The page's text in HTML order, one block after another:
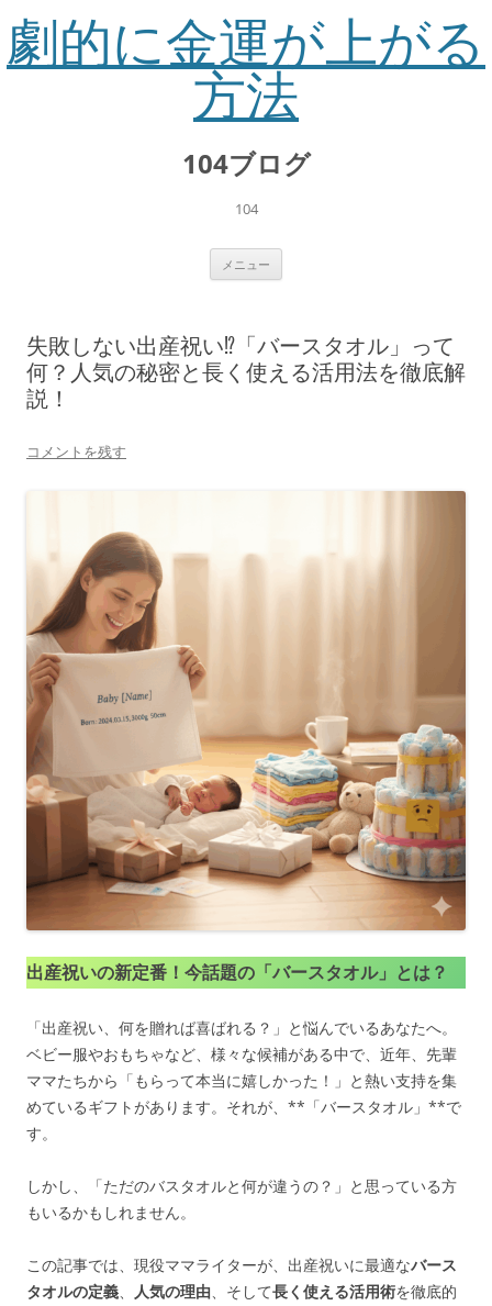
劇的に金運が上がる
方法
104ブログ
104
メニュー
失敗しない出産祝い⁉「バースタオル」って
何？人気の秘密と長く使える活用法を徹底解
説！
コメントを残す
出産祝いの新定番！今話題の「バースタオル」とは？
「出産祝い、何を贈れば喜ばれる？」と悩んでいるあなたへ。
ベビー服やおもちゃなど、様々な候補がある中で、近年、先輩
ママたちから「もらって本当に嬉しかった！」と熱い支持を集
めているギフトがあります。それが、**「バースタオル」**で
す。
しかし、「ただのバスタオルと何が違うの？」と思っている方
もいるかもしれません。
この記事では、現役ママライターが、出産祝いに最適なバース
タオルの定義、 人気の理由、そして長く使える活用術を徹底的